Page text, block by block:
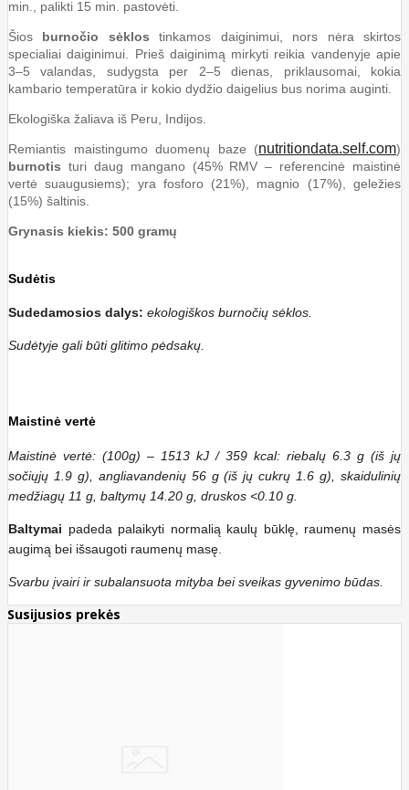
min., palikti 15 min. pastovėti.
Šios burnočio sėklos tinkamos daiginimui, nors nėra skirtos
specialiai daiginimui. Prieš daiginimą mirkyti reikia vandenyje apie
3–5 valandas, sudygsta per 2–5 dienas, priklausomai, kokia
kambario temperatūra ir kokio dydžio daigelius bus norima auginti.
Ekologiška žaliava iš Peru, Indijos.
Remiantis maistingumo duomenų baze (nutritiondata.self.com)
burnotis turi daug mangano (45% RMV – referencinė maistinė
vertė suaugusiems); yra fosforo (21%), magnio (17%), geležies
(15%) šaltinis.
Grynasis kiekis: 500 gramų
Sudėtis
Sudedamosios dalys: ekologiškos burnočių sėklos.
Sudėtyje gali būti glitimo pėdsakų.
Maistinė vertė
Maistinė vertė: (100g) – 1513 kJ / 359 kcal: riebalų 6.3 g (iš jų
sočiųjų 1.9 g), angliavandenių 56 g (iš jų cukrų 1.6 g), skaidulinių
medžiagų 11 g, baltymų 14.20 g, druskos <0.10 g.
Baltymai padeda palaikyti normalią kaulų būklę, raumenų masės
augimą bei išsaugoti raumenų masę.
Svarbu įvairi ir subalansuota mityba bei sveikas gyvenimo būdas.
Susijusios prekės